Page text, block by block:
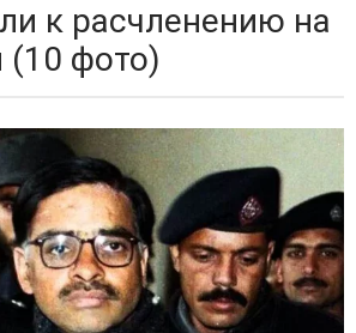
к расчленению на
(10 фото)